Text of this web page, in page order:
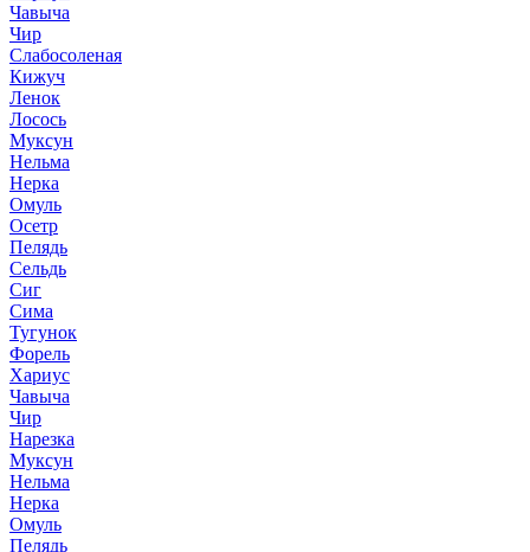
Чавыча
Чир
Слабосоленая
Кижуч
Ленок
Лосось
Муксун
Нельма
Нерка
Омуль
Осетр
Пелядь
Сельдь
Сиг
Сима
Тугунок
Форель
Хариус
Чавыча
Чир
Нарезка
Муксун
Нельма
Нерка
Омуль
Пелядь